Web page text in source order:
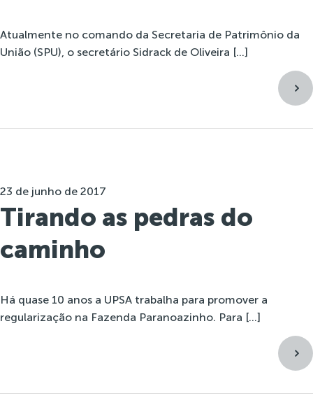
Atualmente no comando da Secretaria de Patrimônio da
União (SPU), o secretário Sidrack de Oliveira […]
23 de junho de 2017
Tirando as pedras do
caminho
Há quase 10 anos a UPSA trabalha para promover a
regularização na Fazenda Paranoazinho. Para […]